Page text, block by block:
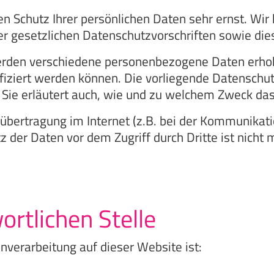
Schutz Ihrer persönlichen Daten sehr ernst.
gesetzlichen Datenschutzvorschriften sowie
verschiedene personenbezogene Daten
werden können. Die vorliegende
erläutert auch, wie und zu welchem Zweck
im Internet (z.B. bei der
der Daten vor dem Zugriff durch Dritte ist nicht
Stelle
auf dieser Website ist: